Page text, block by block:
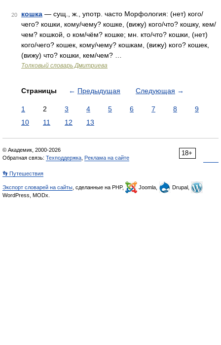
20 кошка — сущ., ж., употр. часто Морфология: (нет) кого/
чего? кошки, кому/чему? кошке, (вижу) кого/что? кошку, кем/
чем? кошкой, о ком/чём? кошке; мн. кто/что? кошки, (нет)
кого/чего? кошек, кому/чему? кошкам, (вижу) кого? кошек,
(вижу) что? кошки, кем/чем? …
Толковый словарь Дмитриева
Страницы ← Предыдущая Следующая →
1 2 3 4 5 6 7 8
9
10
11 12 13
18+
© Академик, 2000-2026
Обратная связь: Техподдержка Реклама на сайте
👣 Путешествия
Экспорт словарей на сайты , сделанные на PHP, Joomla,
Drupal,
WordPress, MODx.